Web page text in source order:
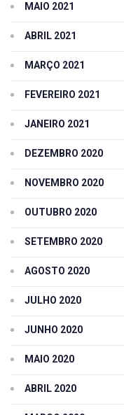
MAIO 2021
ABRIL 2021
MARÇO 2021
FEVEREIRO 2021
JANEIRO 2021
DEZEMBRO 2020
NOVEMBRO 2020
OUTUBRO 2020
SETEMBRO 2020
AGOSTO 2020
JULHO 2020
JUNHO 2020
MAIO 2020
ABRIL 2020